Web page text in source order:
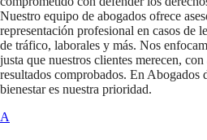
Nuestro equipo de abogados ofrece
representación profesional en casos de
de tráfico, laborales y más. Nos
justa que nuestros clientes merecen,
resultados comprobados. En Abogados
bienestar es nuestra prioridad.
A